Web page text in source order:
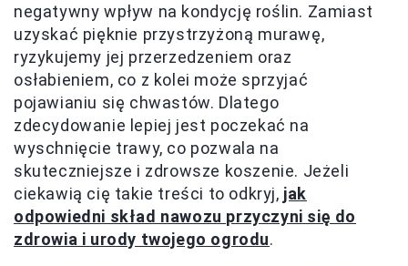
negatywny wpływ na kondycję roślin. Zamiast
uzyskać pięknie przystrzyżoną murawę,
ryzykujemy jej przerzedzeniem oraz
osłabieniem, co z kolei może sprzyjać
pojawianiu się chwastów. Dlatego
zdecydowanie lepiej jest poczekać na
wyschnięcie trawy, co pozwala na
skuteczniejsze i zdrowsze koszenie. Jeżeli
ciekawią cię takie treści to odkryj, jak
odpowiedni skład nawozu przyczyni się do
zdrowia i urody twojego ogrodu.